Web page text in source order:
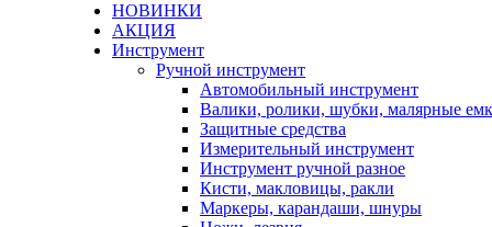
НОВИНКИ
АКЦИЯ
Инструмент
Ручной инструмент
Автомобильный инструмент
Валики, ролики, шубки, малярные
Защитные средства
Измерительный инструмент
Инструмент ручной разное
Кисти, макловицы, ракли
Маркеры, карандаши, шнуры